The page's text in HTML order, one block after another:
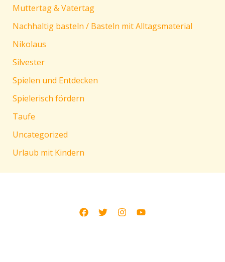
Muttertag & Vatertag
Nachhaltig basteln / Basteln mit Alltagsmaterial
Nikolaus
Silvester
Spielen und Entdecken
Spielerisch fördern
Taufe
Uncategorized
Urlaub mit Kindern